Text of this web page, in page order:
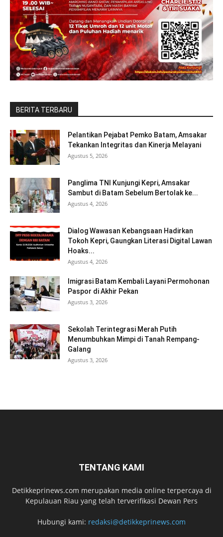
BERITA TERBARU
Pelantikan Pejabat Pemko Batam, Amsakar
Tekankan Integritas dan Kinerja Melayani
Agustus 5, 2026
Panglima TNI Kunjungi Kepri, Amsakar
Sambut di Batam Sebelum Bertolak ke...
Agustus 4, 2026
Dialog Wawasan Kebangsaan Hadirkan
Tokoh Kepri, Gaungkan Literasi Digital Lawan
Hoaks...
Agustus 4, 2026
Imigrasi Batam Kembali Layani Permohonan
Paspor di Akhir Pekan
Agustus 3, 2026
Sekolah Terintegrasi Merah Putih
Menumbuhkan Mimpi di Tanah Rempang-
Galang
Agustus 3, 2026
TENTANG KAMI
Detikkeprinews.com merupakan media online terpercaya di
Kepulauan Riau yang telah terverifikasi Dewan Pers
Hubungi kami: redaksi@detikkeprinews.com